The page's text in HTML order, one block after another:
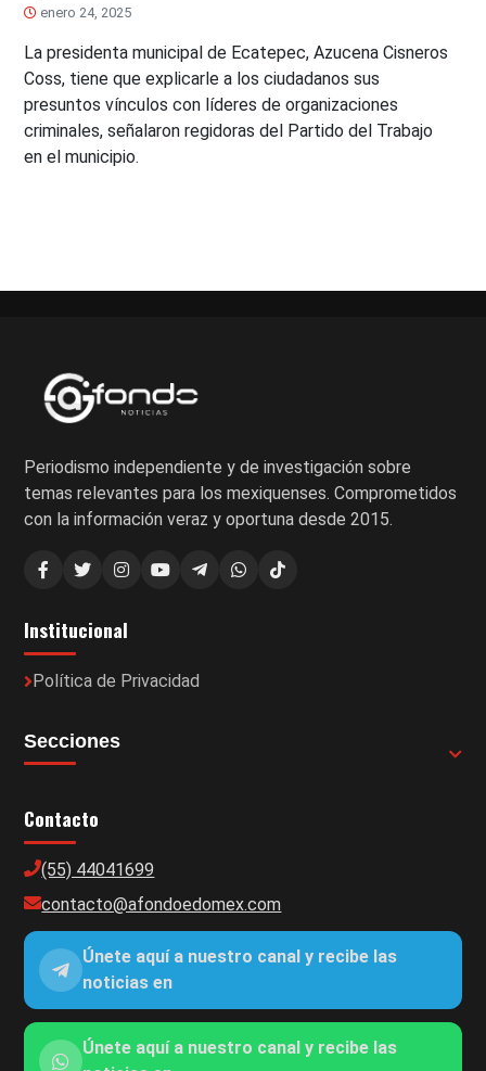
enero 24, 2025
La presidenta municipal de Ecatepec, Azucena Cisneros
Coss, tiene que explicarle a los ciudadanos sus
presuntos vínculos con líderes de organizaciones
criminales, señalaron regidoras del Partido del Trabajo
en el municipio.
Periodismo independiente y de investigación sobre
temas relevantes para los mexiquenses. Comprometidos
con la información veraz y oportuna desde 2015.
Institucional
Política de Privacidad
Secciones
Contacto
(55) 44041699
contacto@afondoedomex.com
Únete aquí a nuestro canal y recibe las
noticias en
Únete aquí a nuestro canal y recibe las